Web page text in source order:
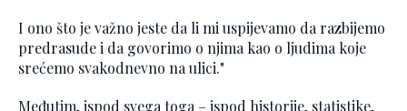
I ono što je važno jeste da li mi uspijevamo da razbijemo
predrasude i da govorimo o njima kao o ljudima koje
srećemo svakodnevno na ulici."
Međutim, ispod svega toga – ispod historije, statistike,